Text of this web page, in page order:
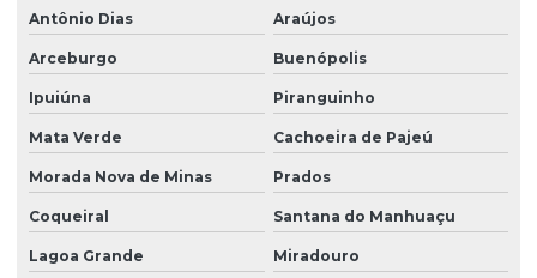
Antônio Dias Araújos
Arceburgo Buenópolis
Ipuiúna Piranguinho
Mata Verde Cachoeira de Pajeú
Morada Nova de Minas Prados
Coqueiral Santana do Manhuaçu
Lagoa Grande Miradouro